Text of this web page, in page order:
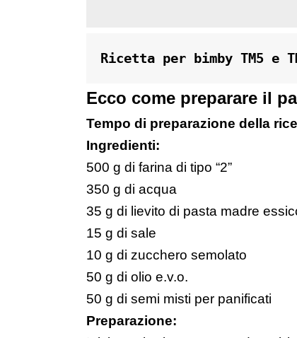
Ricetta per bimby TM5 e
Ecco come preparare il
Tempo di preparazione della
Ingredienti:
500 g di farina di tipo “2”
350 g di acqua
35 g di lievito di pasta madre
15 g di sale
10 g di zucchero semolato
50 g di olio e.v.o.
50 g di semi misti per panificati
Preparazione: